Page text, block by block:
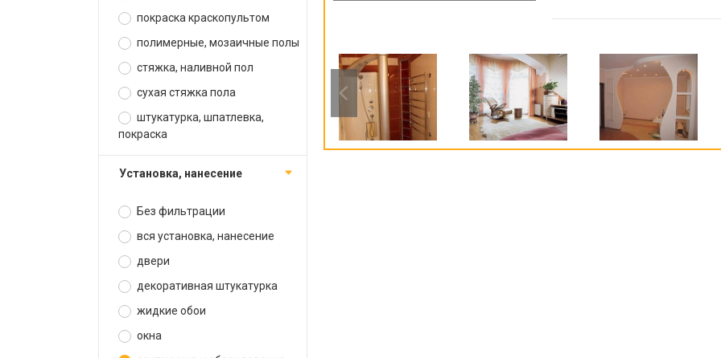
покраска краскопультом
полимерные, мозаичные полы
стяжка, наливной пол
сухая стяжка пола
штукатурка, шпатлевка,
покраска
установка, нанесение
Без фильтрации
вся установка, нанесение
двери
декоративная штукатурка
жидкие обои
окна